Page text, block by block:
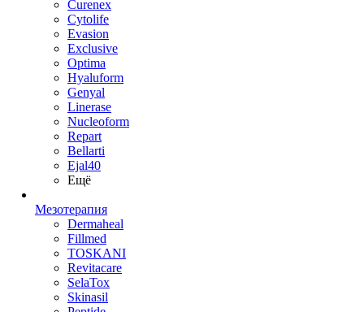
Curenex
Cytolife
Evasion
Exclusive
Optima
Hyaluform
Genyal
Linerase
Nucleoform
Repart
Bellarti
Ejal40
Ещё
Мезотерапия
Dermaheal
Fillmed
TOSKANI
Revitacare
SelaTox
Skinasil